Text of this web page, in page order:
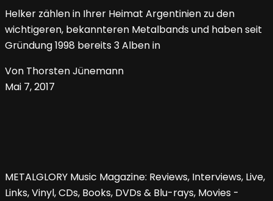
Helker zählen in Ihrer Heimat Argentinien zu den
wichtigeren, bekannteren Metalbands und haben seit
Gründung 1998 bereits 3 Alben in
Von Thorsten Jünemann
Mai 7, 2017
METALGLORY Music Magazine: Reviews, Interviews, Live,
Links, Vinyl, CDs, Books, DVDs & Blu-rays, Movies -